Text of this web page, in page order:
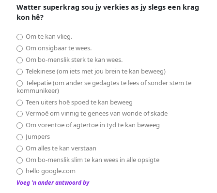
Watter superkrag sou jy verkies as jy slegs een krag
kon hê?
Om te kan vlieg.
Om onsigbaar te wees.
Om bo-menslik sterk te kan wees.
Telekinese (om iets met jou brein te kan beweeg)
Telepatie (om ander se gedagtes te lees of sonder stem te
kommunikeer)
Teen uiters hoë spoed te kan beweeg
Vermoë om vinnig te genees van wonde of skade
Om vorentoe of agtertoe in tyd te kan beweeg
Jumpers
Om alles te kan verstaan
Om bo-menslik slim te kan wees in alle opsigte
hello google.com
Voeg 'n ander antwoord by